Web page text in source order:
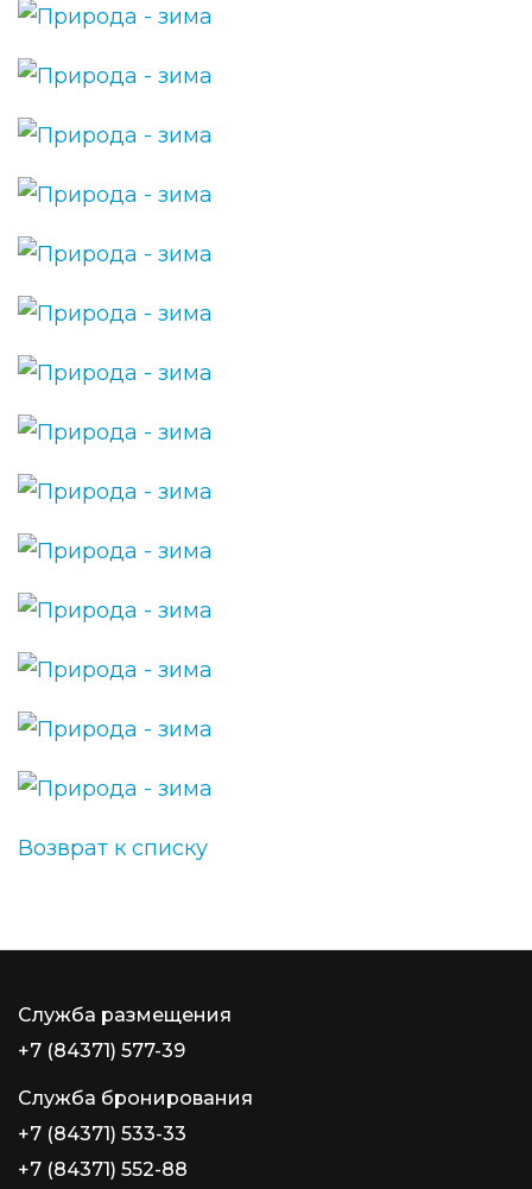
Возврат к списку
Служба размещения
+7 (84371) 577-39
Служба бронирования
+7 (84371) 533-33
+7 (84371) 552-88